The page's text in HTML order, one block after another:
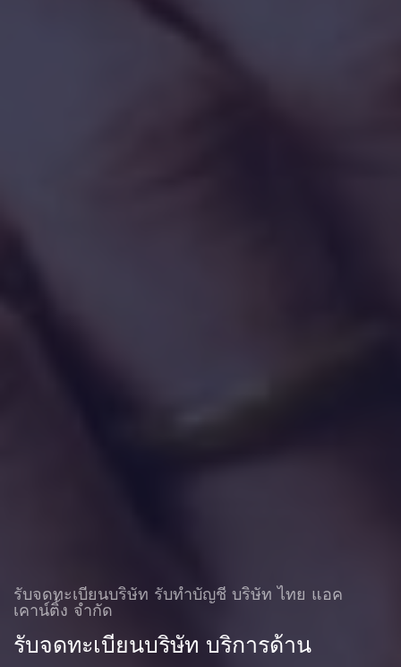
รับจดทะเบียนบริษัท รับทําบัญชี บริษัท ไทย แอค
เคาน์ติ้ง จำกัด
รับจดทะเบียนบริษัท บริการด้าน